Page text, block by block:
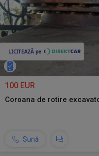
100 EUR
Coroana de rotire
Sună